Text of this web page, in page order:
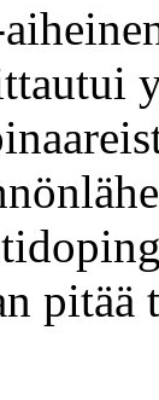
pitää